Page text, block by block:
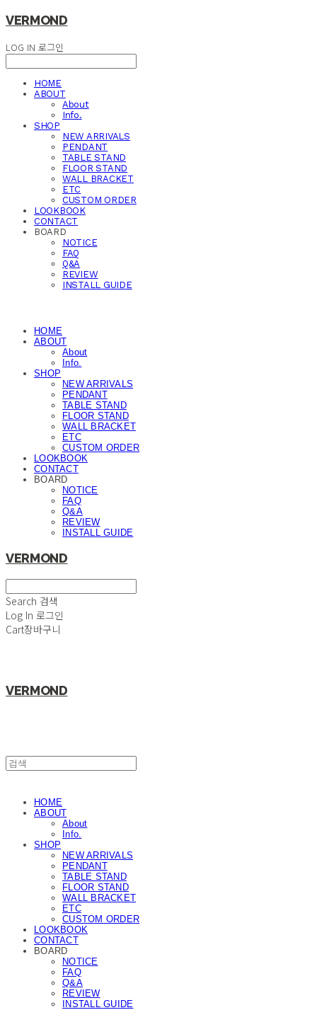
VERMOND
LOG IN 로그인
HOME
ABOUT
About
Info.
SHOP
NEW ARRIVALS
PENDANT
TABLE STAND
FLOOR STAND
WALL BRACKET
ETC
CUSTOM ORDER
LOOKBOOK
CONTACT
BOARD
NOTICE
FAQ
Q&A
REVIEW
INSTALL GUIDE
HOME
ABOUT
About
Info.
SHOP
NEW ARRIVALS
PENDANT
TABLE STAND
FLOOR STAND
WALL BRACKET
ETC
CUSTOM ORDER
LOOKBOOK
CONTACT
BOARD
NOTICE
FAQ
Q&A
REVIEW
INSTALL GUIDE
VERMOND
Search 검색
Log In 로그인
Cart장바구니
VERMOND
HOME
ABOUT
About
Info.
SHOP
NEW ARRIVALS
PENDANT
TABLE STAND
FLOOR STAND
WALL BRACKET
ETC
CUSTOM ORDER
LOOKBOOK
CONTACT
BOARD
NOTICE
FAQ
Q&A
REVIEW
INSTALL GUIDE